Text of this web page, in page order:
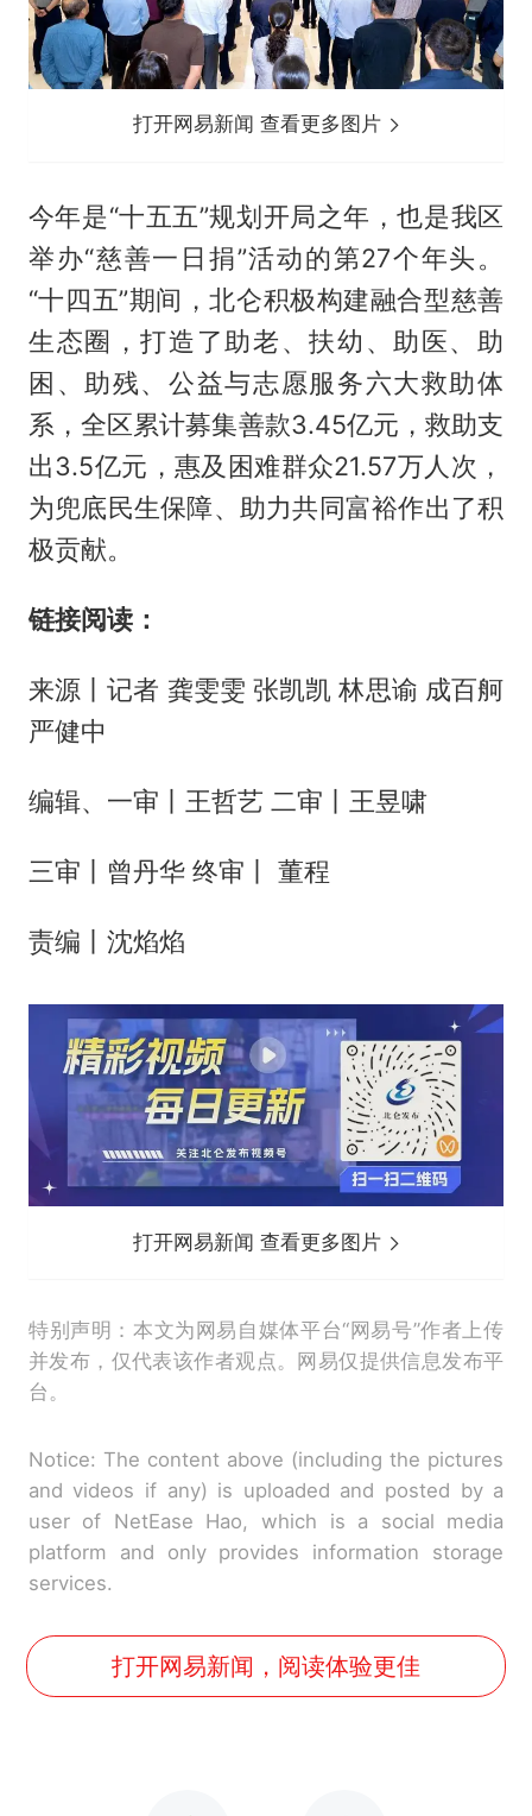
打开网易新闻 查看更多图片
今年是“十五五”规划开局之年，也是我区
举办“慈善一日捐”活动的第27个年头。
“十四五”期间，北仑积极构建融合型慈善
生态圈，打造了助老、扶幼、助医、助
困、助残、公益与志愿服务六大救助体
系，全区累计募集善款3.45亿元，救助支
出3.5亿元，惠及困难群众21.57万人次，
为兜底民生保障、助力共同富裕作出了积
极贡献。
链接阅读：
来源丨记者 龚雯雯 张凯凯 林思谕 成百舸
严健中
编辑、一审丨王哲艺 二审丨王昱啸
三审丨曾丹华 终审丨 董程
责编丨沈焰焰
打开网易新闻 查看更多图片
特别声明：本文为网易自媒体平台“网易号”作者上传
并发布，仅代表该作者观点。网易仅提供信息发布平
台。
Notice: The content above (including the pictures
and videos if any) is uploaded and posted by a
user of NetEase Hao, which is a social media
platform and only provides information storage
services.
打开网易新闻，阅读体验更佳